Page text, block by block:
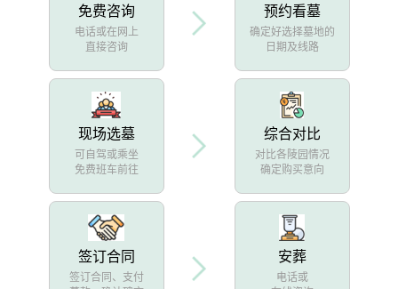
免费咨询
电话或在网上
直接咨询
预约看墓
确定好选择墓地的
日期及线路
现场选墓
可自驾或乘坐
免费班车前往
综合对比
对比各陵园情况
确定购买意向
签订合同
签订合同、支付
安葬
电话或